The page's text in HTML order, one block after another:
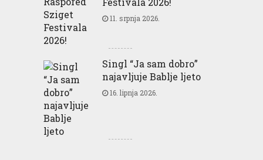
11. srpnja 2026.
Singl “Ja sam dobro”
najavljuje Bablje ljeto
16. lipnja 2026.